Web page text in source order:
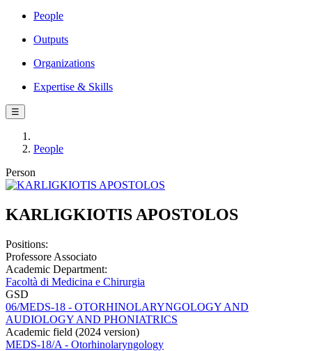
People
Outputs
Organizations
Expertise & Skills
☰
People
Person
KARLIGKIOTIS APOSTOLOS
Positions:
Professore Associato
Academic Department:
Facoltà di Medicina e Chirurgia
GSD
06/MEDS-18 - OTORHINOLARYNGOLOGY AND
AUDIOLOGY AND PHONIATRICS
Academic field (2024 version)
MEDS-18/A - Otorhinolaryngology